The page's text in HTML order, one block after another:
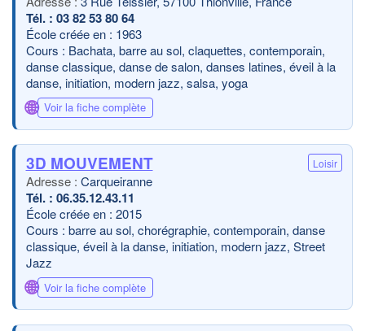
03 82 53 80 64
École créée en : 1963
Cours : Bachata, barre au sol, claquettes, contemporain,
danse classique, danse de salon, danses latines, éveil à la
danse, initiation, modern jazz, salsa, yoga
🌐 Voir la fiche complète
3D MOUVEMENT Loisir
Carqueiranne
06.35.12.43.11
École créée en : 2015
Cours : barre au sol, chorégraphie, contemporain, danse
classique, éveil à la danse, initiation, modern jazz, Street
Jazz
🌐 Voir la fiche complète